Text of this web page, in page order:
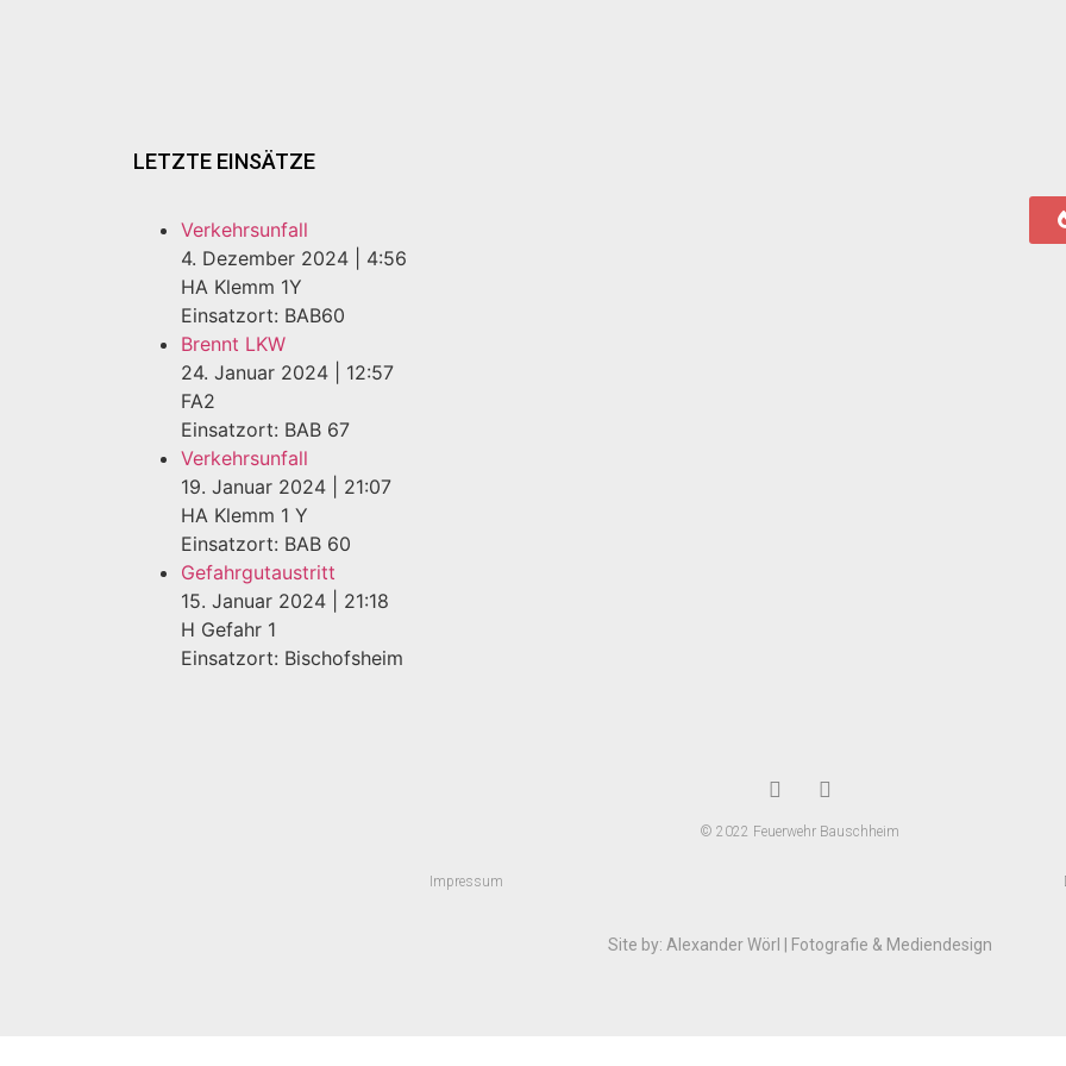
LETZTE EINSÄTZE
Verkehrsunfall
4. Dezember 2024
4:56
HA Klemm 1Y
Einsatzort: BAB60
Brennt LKW
24. Januar 2024
12:57
FA2
Einsatzort: BAB 67
Verkehrsunfall
19. Januar 2024
21:07
HA Klemm 1 Y
Einsatzort: BAB 60
Gefahrgutaustritt
15. Januar 2024
21:18
H Gefahr 1
Einsatzort: Bischofsheim
© 2022 Feuerwehr Bauschheim
Impressum
Site by: Alexander Wörl | Fotografie & Mediendesign